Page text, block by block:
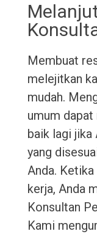
Membuat
melejitkan
mudah.
umum
baik lagi jika
yang
Anda.
kerja, Anda
Konsultan
Kami